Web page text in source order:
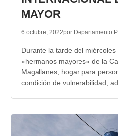
MAYOR
6 octubre, 2022por Departamento
Durante la tarde del
«hermanos mayores» de la
Magallanes, hogar para
condición de vulnerabilidad,